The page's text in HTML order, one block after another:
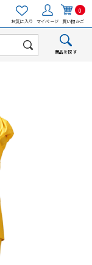
お気に入り マイページ
0
買い物かご
商品を探す